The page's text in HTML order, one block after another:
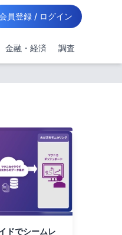
員登録 / ログイン
金融・経済 調査
ドでシームレ